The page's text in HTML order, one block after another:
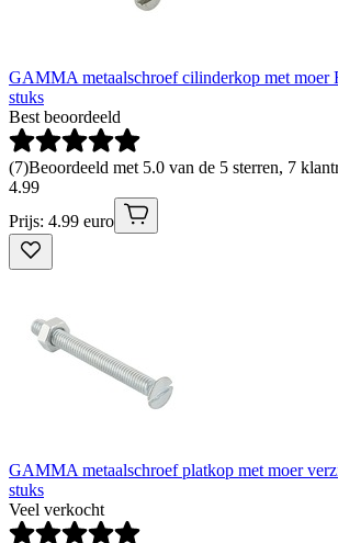
GAMMA metaalschroef cilinderkop met moer
stuks
Best beoordeeld
(7)Beoordeeld met 5.0 van de 5 sterren, 7
4.99
Prijs: 4.99 euro
GAMMA metaalschroef platkop met moer
stuks
Veel verkocht